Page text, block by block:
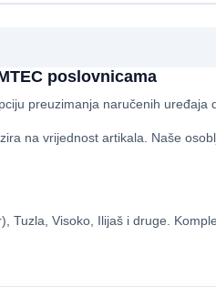
poslovnicama
preuzimanja naručenih uređaja
na vrijednost artikala. Naše
Tuzla, Visoko, Ilijaš i druge.